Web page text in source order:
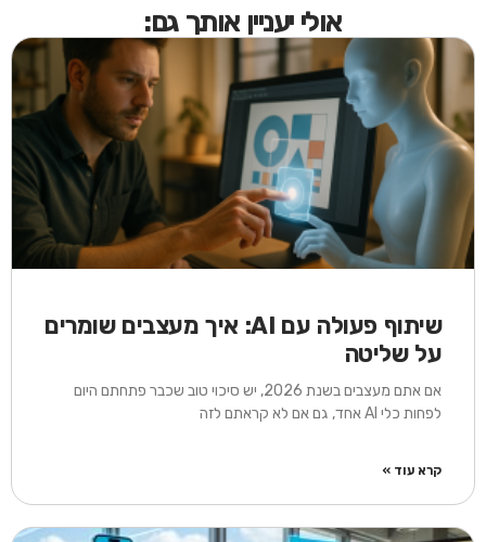
אולי יעניין אותך גם:
שיתוף פעולה עם AI: איך מעצבים שומרים
על שליטה
אם אתם מעצבים בשנת 2026, יש סיכוי טוב שכבר פתחתם היום
לפחות כלי AI אחד, גם אם לא קראתם לזה
קרא עוד »